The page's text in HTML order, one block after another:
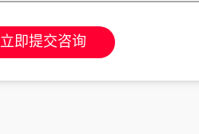
立即提交咨询